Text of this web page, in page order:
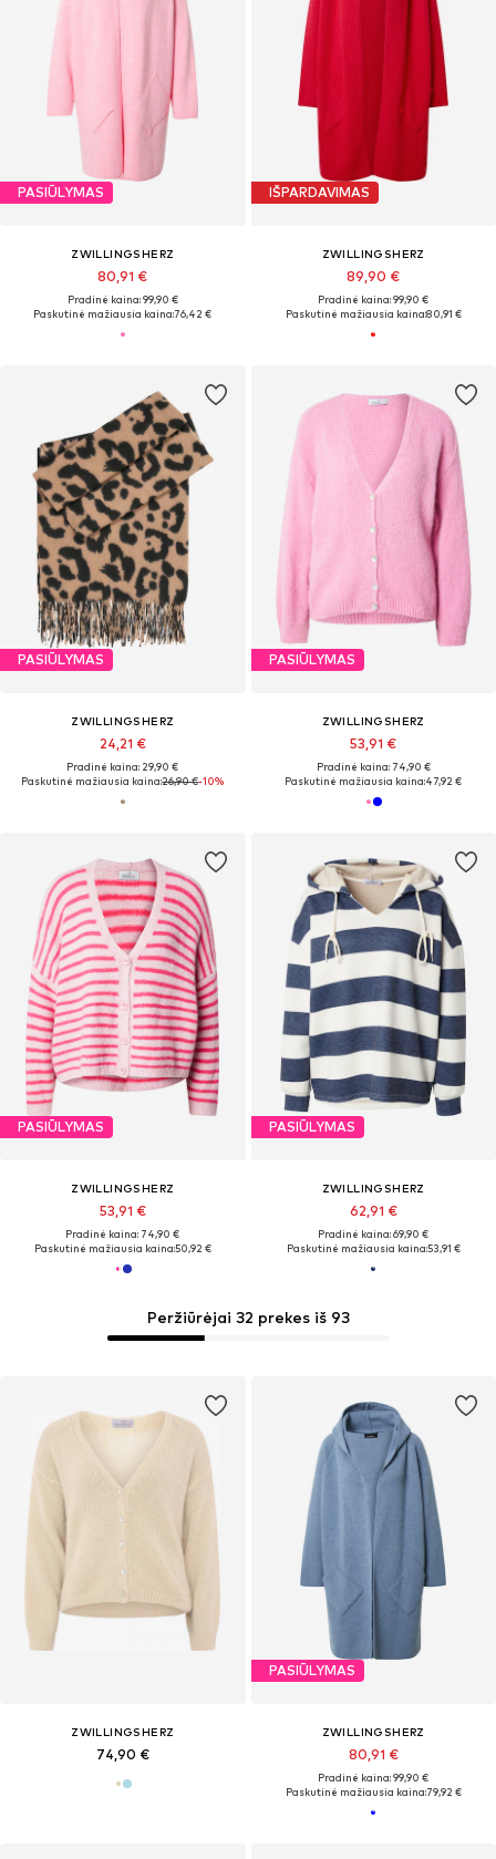
PASIŪLYMAS
ZWILLINGSHERZ
80,91 €
Pradinė kaina: 99,90 €
Paskutinė mažiausia kaina:76,42 €
IŠPARDAVIMAS
ZWILLINGSHERZ
89,90 €
Pradinė kaina: 99,90 €
Paskutinė mažiausia kaina:80,91 €
Peržiūrėjai 32 prekes iš 93
PASIŪLYMAS
ZWILLINGSHERZ
24,21 €
Pradinė kaina: 29,90 €
Paskutinė mažiausia kaina:26,90 €-10%
PASIŪLYMAS
ZWILLINGSHERZ
53,91 €
Pradinė kaina: 74,90 €
Paskutinė mažiausia kaina:47,92 €
PASIŪLYMAS
ZWILLINGSHERZ
53,91 €
Pradinė kaina: 74,90 €
Paskutinė mažiausia kaina:50,92 €
PASIŪLYMAS
ZWILLINGSHERZ
62,91 €
Pradinė kaina: 69,90 €
Paskutinė mažiausia kaina:53,91 €
ZWILLINGSHERZ
74,90 €
PASIŪLYMAS
ZWILLINGSHERZ
80,91 €
Pradinė kaina: 99,90 €
Paskutinė mažiausia kaina:79,92 €